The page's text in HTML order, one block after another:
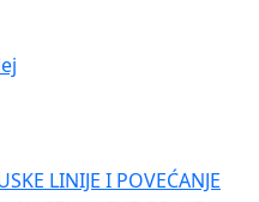
LINIJE I POVEĆANJE